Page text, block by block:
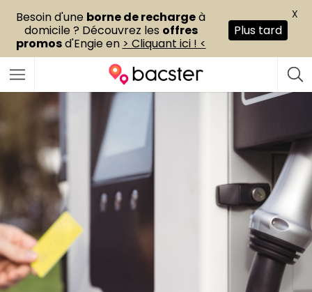
Besoin d'une borne de rechargeà
domicile ? Découvrez les offres
promosd'Engie en > Cliquant ici ! <
Plus tard
X